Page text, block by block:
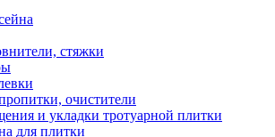
стяжки
очистители
и укладки тротуарной плитки
для плитки